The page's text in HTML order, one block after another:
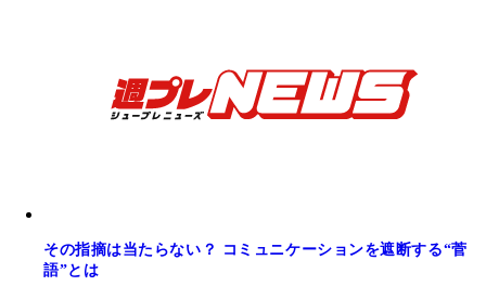
その指摘は当たらない？ コミュニケーションを遮断する“菅
語”とは